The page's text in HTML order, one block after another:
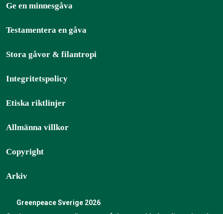
Ge en minnesgåva
Testamentera en gåva
Stora gåvor & filantropi
Integritetspolicy
Etiska riktlinjer
Allmänna villkor
Copyright
Arkiv
Greenpeace Sverige 2026